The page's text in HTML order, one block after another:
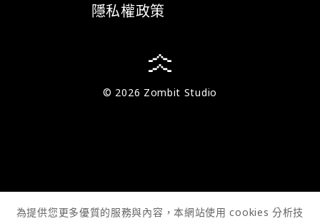
隱私權政策
© 2026 Zombit Studio
為提供您更多優質的服務與內容，本網站使用 cookies 分析技